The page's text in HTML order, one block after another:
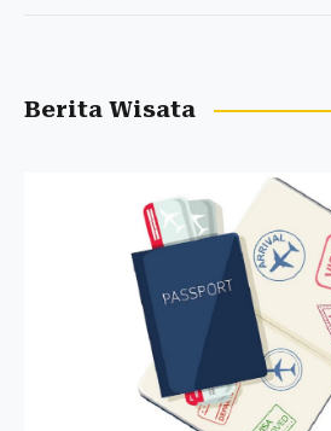
Berita Wisata